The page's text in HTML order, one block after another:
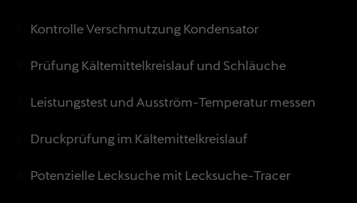
Kontrolle Verschmutzung Kondensator
Prüfung Kältemittelkreislauf und Schläuche
Leistungstest und Ausström-Temperatur messen
Druckprüfung im Kältemittelkreislauf
Potenzielle Lecksuche mit Lecksuche-Tracer